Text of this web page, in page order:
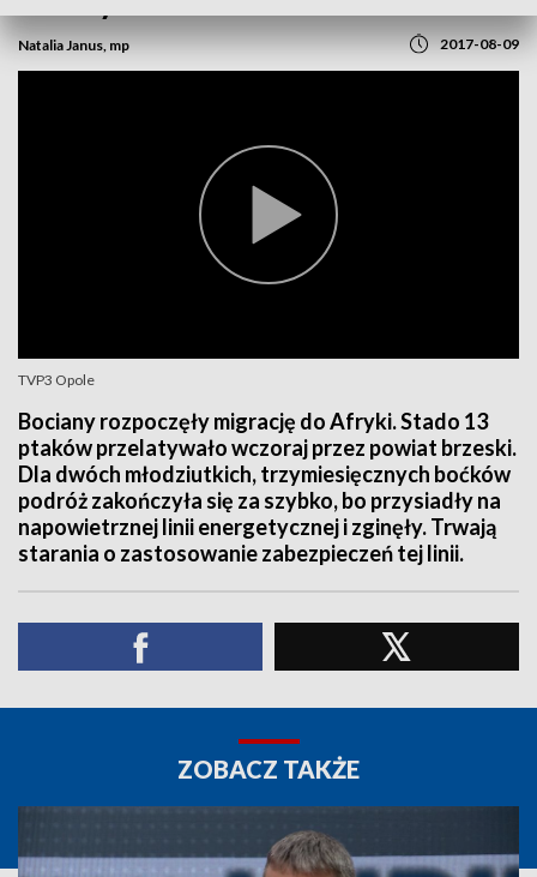
Natalia Janus, mp 2017-08-09
TVP3 Opole
Bociany rozpoczęły migrację do Afryki. Stado 13
ptaków przelatywało wczoraj przez powiat brzeski.
Dla dwóch młodziutkich, trzymiesięcznych boćków
podróż zakończyła się za szybko, bo przysiadły na
napowietrznej linii energetycznej i zginęły. Trwają
starania o zastosowanie zabezpieczeń tej linii.
ZOBACZ TAKŻE